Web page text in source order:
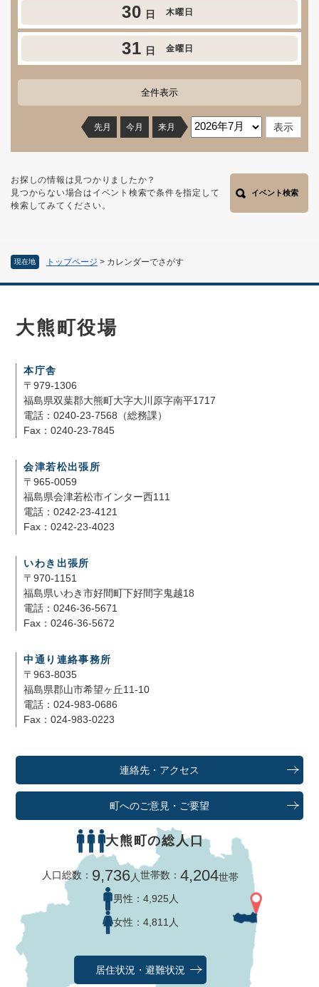
現在地 トップページ > カレンダーでさがす
30 日 木曜日
31 日 金曜日
全件表示
先月 今月 来月
お探しの情報は見つかりましたか？
見つからない場合はイベント検索で条件を指定して
検索してみてください。
イベント検索
大熊町役場
本庁舎
〒979-1306
福島県双葉郡大熊町大字大川原字南平1717
電話：0240-23-7568（総務課）
Fax：0240-23-7845
会津若松出張所
〒965-0059
福島県会津若松市インター西111
電話：0242-23-4121
Fax：0242-23-4023
いわき出張所
〒970-1151
福島県いわき市好間町下好間字鬼越18
電話：0246-36-5671
Fax：0246-36-5672
中通り連絡事務所
〒963-8035
福島県郡山市希望ヶ丘11-10
電話：024-983-0686
Fax：024-983-0223
連絡先・アクセス
町へのご意見・ご要望
大熊町の総人口
人口総数： 9,736人世帯数：4,204世帯
男性： 4,925人
女性： 4,811人
居住状況・避難状況